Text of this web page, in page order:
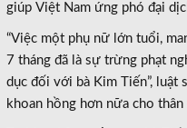
giúp Việt Nam ứng phó đại
“Việc một phụ nữ lớn tuổi,
7 tháng đã là sự trừng phạt
dục đối với bà Kim Tiến”,
khoan hồng hơn nữa cho thân